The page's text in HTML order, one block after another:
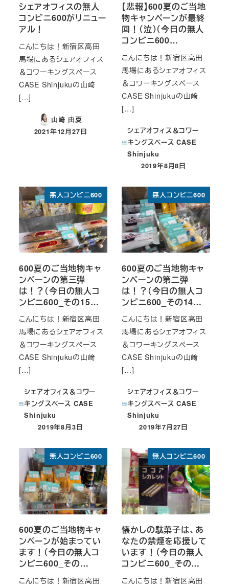
シェアオフィスの無人
コンビニ600がリニュー
アル！
こんにちは！新宿区高田
馬場にあるシェアオフィス
＆コワーキングスペース
CASE Shinjukuの山﨑
[…]
山﨑 由夏
投稿日
2021年12月27日
【悲報】600夏のご当地
物キャンペーンが最終
回！（泣）（今日の無人
コンビニ600…
こんにちは！新宿区高田
馬場にあるシェアオフィス
＆コワーキングスペース
CASE Shinjukuの山﨑
[…]
シェアオフィス＆コワー
キングスペース CASE
Shinjuku
投稿日
2019年8月8日
無人コンビニ600
600夏のご当地物キャ
ンペーンの第三弾
は！？（今日の無人コ
ンビニ600_その15…
こんにちは！新宿区高田
馬場にあるシェアオフィス
＆コワーキングスペース
CASE Shinjukuの山﨑
[…]
シェアオフィス＆コワー
キングスペース CASE
Shinjuku
投稿日
2019年8月3日
無人コンビニ600
600夏のご当地物キャ
ンペーンの第二弾
は！？（今日の無人コ
ンビニ600_その14…
こんにちは！新宿区高田
馬場にあるシェアオフィス
＆コワーキングスペース
CASE Shinjukuの山﨑
[…]
シェアオフィス＆コワー
キングスペース CASE
Shinjuku
投稿日
2019年7月27日
無人コンビニ600
600夏のご当地物キャ
ンペーンが始まってい
ます！（今日の無人コ
ンビニ600_その…
こんにちは！新宿区高田
無人コンビニ600
懐かしの駄菓子は、あ
なたの禁煙を応援して
います！（今日の無人
コンビニ600_その…
こんにちは！新宿区高田